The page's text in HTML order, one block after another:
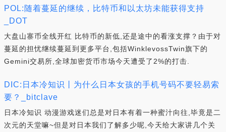
POL:随着蔓延的继续，比特币和以太坊未能获得支持
_DOT
大盘山寨币全线开红 比特币的新低,还是途中的看涨支撑？由于对
蔓延的担忧继续蔓延到更多平台,包括WinklevossTwin旗下的
Gemini交易所,全球加密货币市场今天遭受了2%的打击.
DIC:日本冷知识丨为什么日本女孩的手机号码不要轻易索
要？_bitclave
日本冷知识 动漫游戏迷们总是对日本有着一种蜜汁向往,毕竟是二
次元的天堂嘛~但是对日本我们了解多少呢,今天给大家讲几个关